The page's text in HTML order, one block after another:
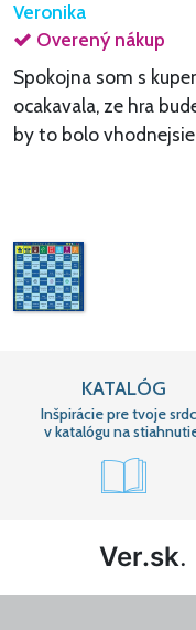
Veronika
Overený nákup
Spokojna som s
ocakavala, ze hra
by to bolo
KATALÓG
Inšpirácie pre tvoje
v katalógu na
Ver.sk.